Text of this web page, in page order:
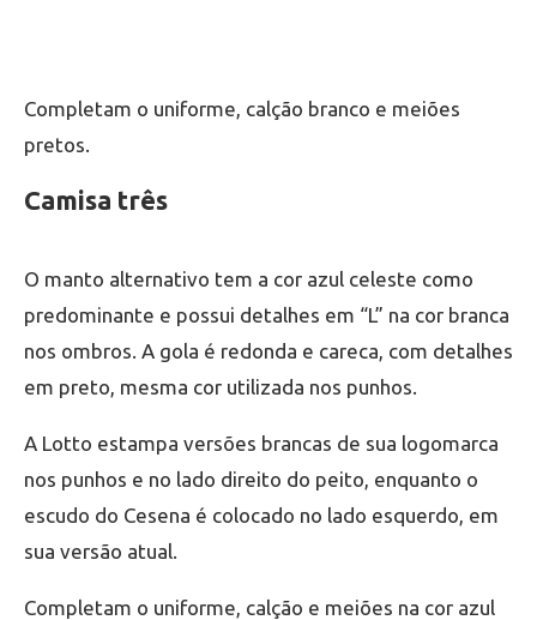
Completam o uniforme, calção branco e meiões
pretos.
Camisa três
O manto alternativo tem a cor azul celeste como
predominante e possui detalhes em “L” na cor branca
nos ombros. A gola é redonda e careca, com detalhes
em preto, mesma cor utilizada nos punhos.
A Lotto estampa versões brancas de sua logomarca
nos punhos e no lado direito do peito, enquanto o
escudo do Cesena é colocado no lado esquerdo, em
sua versão atual.
Completam o uniforme, calção e meiões na cor azul